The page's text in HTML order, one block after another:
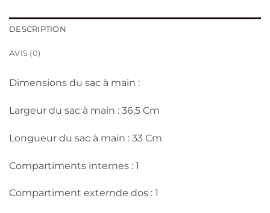
DESCRIPTION
AVIS (0)
Dimensions du sac à main :
Largeur du sac à main : 36,5 Cm
Longueur du sac à main : 33 Cm
Compartiments internes : 1
Compartiment externde dos : 1